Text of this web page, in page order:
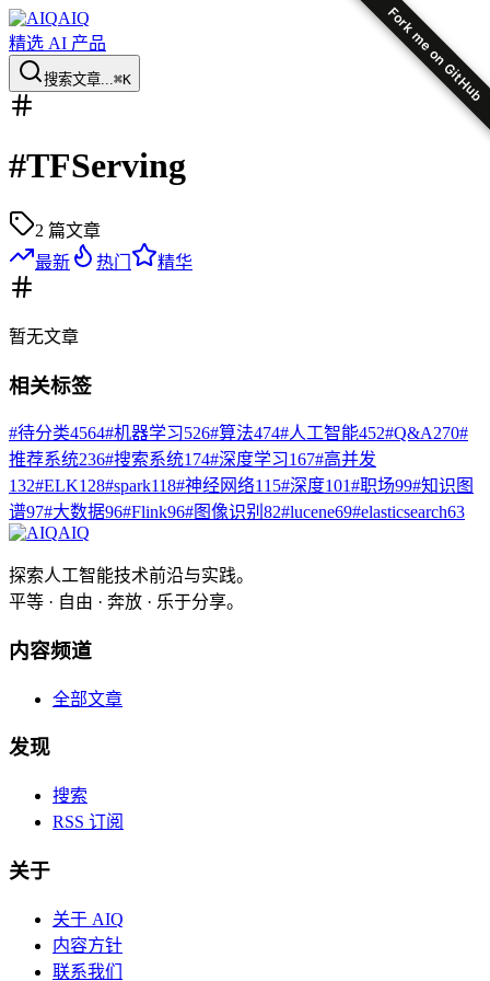
Fork me on GitHub
AIQ
精选 AI 产品
搜索文章...⌘K
#TFServing
2 篇文章
最新
热门 精华
暂无文章
相关标签
#待分类4564#机器学习526#算法474#人工智能452#Q&A270#
推荐系统236#搜索系统174#深度学习167#高并发
132#ELK128#spark118#神经网络115#深度101#职场99#知识图
谱97#大数据96#Flink96#图像识别 82#lucene69#elasticsearch63
AIQ
探索人工智能技术前沿与实践。
平等 · 自由 · 奔放 · 乐于分享。
内容频道
全部文章
发现
搜索
RSS 订阅
关于
关于 AIQ
内容方针
联系我们